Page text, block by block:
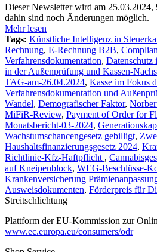
Dieser Newsletter wird am
dahin sind noch Änderungen möglich.
Mehr lesen
Tags: Künstliche Intelligenz in
Rechnung, E-Rechnung B2B,
Verfahrensdokumentation, Datenschutz
in der Außenprüfung und Kassen-
TAG-am-26.04.2024, Kasse im Fokus
Verfahrensdokumentation und
Wandel, Demografischer Faktor,
MiFiR-Review, Payment of Order for
Monatsbericht-03-2024,
Wachstumschancengesetz gebilligt,
Haushaltsfinanzierungsgesetz 2024,
Richtlinie-Kfz-Haftpflicht ,
auf Kneipenblock, WEG-Beschlüsse-
Krankenversicherung
Ausweisdokumenten, Förderpreis für
Streitschlichtung
Plattform der EU-Kommission zur
www.ec.europa.eu/consumers/odr